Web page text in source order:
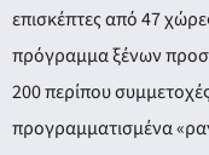
επισκέπτες από 47
πρόγραμμα ξένων
200 περίπου
προγραμματισμένα